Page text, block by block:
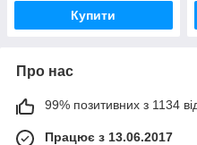
Купити
Про нас
99% позитивних з 1134
Працює з 13.06.2017